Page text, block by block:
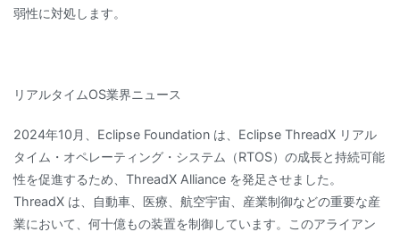
弱性に対処します。
リアルタイムOS業界ニュース
2024年10月、Eclipse Foundation は、Eclipse ThreadX リアル
タイム・オペレーティング・システム（RTOS）の成長と持続可能
性を促進するため、ThreadX Alliance を発足させました。
ThreadX は、自動車、医療、航空宇宙、産業制御などの重要な産
業において、何十億もの装置を制御しています。このアライアン